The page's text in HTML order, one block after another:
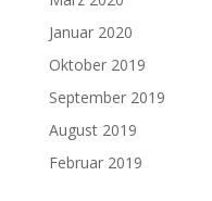
Januar 2020
Oktober 2019
September 2019
August 2019
Februar 2019